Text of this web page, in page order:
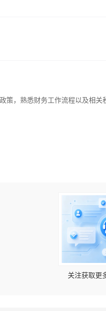
策，熟悉财务工作流程以及相关
关注获取更